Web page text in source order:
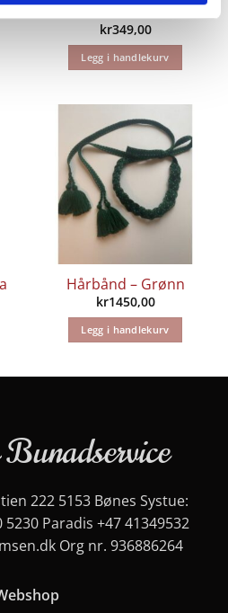
Liten
kr349,00
Legg i handlekurv
Hårbånd – Grønn
kr1450,00
Legg i handlekurv
222 5153 Bønes Systue:
5230 Paradis +47 41349532
Org nr. 936886264